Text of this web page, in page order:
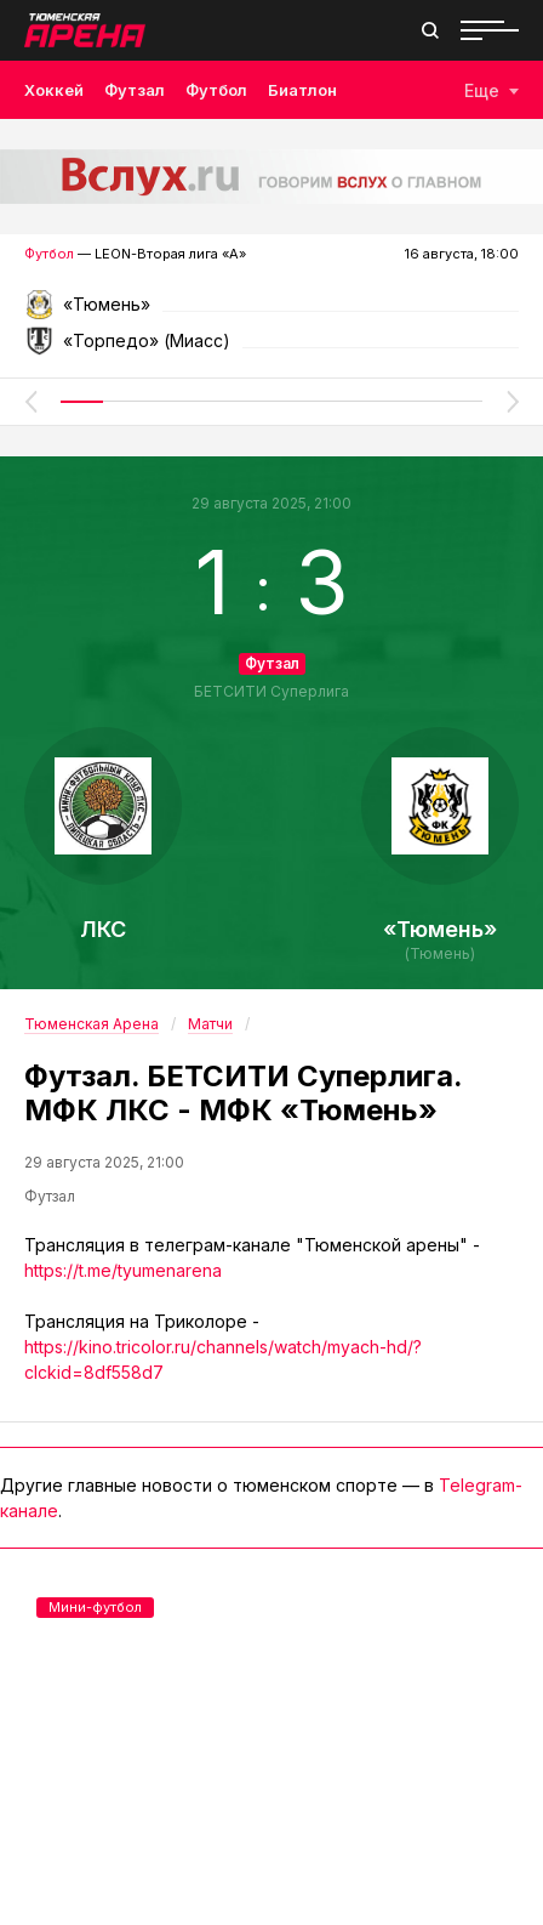
Хоккей Футзал Футбол Биатлон Еще
Футбол — LEON-Вторая лига «А» 16 августа, 18:00
«Тюмень»
«Торпедо» (Миасс)
ЛКС
29 августа 2025, 21:00
1 : 3
Футзал
БЕТСИТИ Суперлига
«Тюмень»
(Тюмень)
Тюменская Арена Матчи
Футзал. БЕТСИТИ Суперлига.
МФК ЛКС - МФК «Тюмень»
29 августа 2025, 21:00
Футзал
Трансляция в телеграм-канале "Тюменской арены" -
https://t.me/tyumenarena
Трансляция на Триколоре -
https://kino.tricolor.ru/channels/watch/myach-hd/?
clckid=8df558d7
Другие главные новости о тюменском спорте — в Telegram-
канале.
Мини-футбол